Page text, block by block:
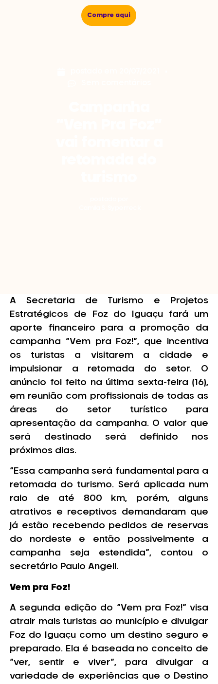
Compre aqui
A Secretaria de Turismo e Projetos
Estratégicos de Foz do Iguaçu fará um
aporte financeiro para a promoção da
campanha “Vem pra Foz!”, que incentiva
os turistas a visitarem a cidade e
impulsionar a retomada do setor. O
anúncio foi feito na última sexta-feira (16),
em reunião com profissionais de todas as
áreas do setor turístico para
apresentação da campanha. O valor que
será destinado será definido nos
próximos dias.
“Essa campanha será fundamental para a
retomada do turismo. Será aplicada num
raio de até 800 km, porém, alguns
atrativos e receptivos demandaram que
já estão recebendo pedidos de reservas
do nordeste e então possivelmente a
campanha seja estendida”, contou o
secretário Paulo Angeli.
Vem pra Foz!
A segunda edição do “Vem pra Foz!” visa
atrair mais turistas ao município e divulgar
Foz do Iguaçu como um destino seguro e
preparado. Ela é baseada no conceito de
“ver, sentir e viver”, para divulgar a
variedade de experiências que o Destino